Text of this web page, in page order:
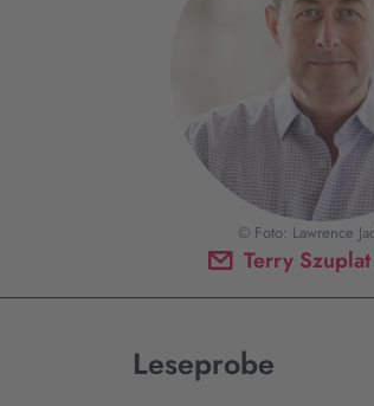
Terry
© Foto: Lawrence
Leseprobe